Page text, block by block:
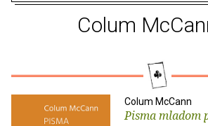
Colum
Colum McCann
Pisma mladom